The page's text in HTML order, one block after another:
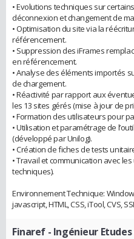
• Evolutions techniques sur
déconnexion et changement de
• Optimisation du site via la
référencement.
• Suppression des iFrames
en référencement.
• Analyse des éléments importés
de chargement.
• Réactivité par rapport aux
les 13 sites gérés (mise à jour de
• Formation des utilisateurs pour
• Utilisation et paramétrage de
(développé par Unilog).
• Création de fiches de tests
• Travail et communication avec
techniques).
Environnement Technique:
javascript, HTML, CSS, iTool, CVS, SSI
Finaref - Ingénieur